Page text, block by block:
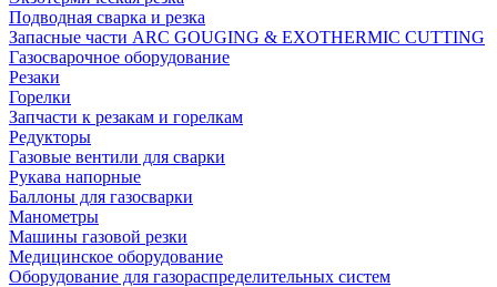
Подводная сварка и резка
Запасные части ARC GOUGING & EXOTHERMIC CUTTING
Газосварочное оборудование
Резаки
Горелки
Запчасти к резакам и горелкам
Редукторы
Газовые вентили для сварки
Рукава напорные
Баллоны для газосварки
Манометры
Машины газовой резки
Медицинское оборудование
Оборудование для газораспределительных систем